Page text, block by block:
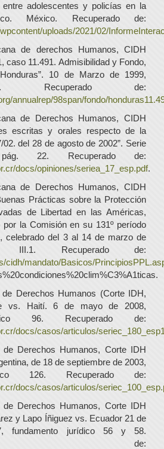
entre adolescentes y policías en la
México. Recuperado de:
uploads/2021/02/
de derechos Humanos, CIDH
caso 11.491. Admisibilidad y Fondo,
10 de Marzo de 1999,
Recuperado de:
annualrep/98span/fondo/
de Derechos Humanos, CIDH
escritas y orales respecto de la
del 28 de agosto de 2002”. Serie
22. Recuperado de:
docs/opiniones/seriea_17_esp.pdf.
de Derechos Humanos, CIDH
Prácticas sobre la Protección
de Libertad en las Américas,
por la Comisión en su 131º período
celebrado del 3 al 14 de marzo de
III.1. Recuperado de:
cidh/mandato/Basicos/
Derechos Humanos (Corte IDH,
vs. Haití. 6 de mayo de 2008,
96. Recuperado de:
docs/casos/articulos/
de Derechos Humanos, Corte IDH
de 18 de septiembre de 2003,
126. Recuperado de:
docs/casos/articulos/
de Derechos Humanos, Corte IDH
y Lapo Íñiguez vs. Ecuador 21 de
fundamento jurídico 56 y 58.
de: